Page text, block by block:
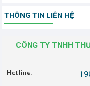
THÔNG TIN LIÊN HỆ
CÔNG TY TNHH
Hotline: